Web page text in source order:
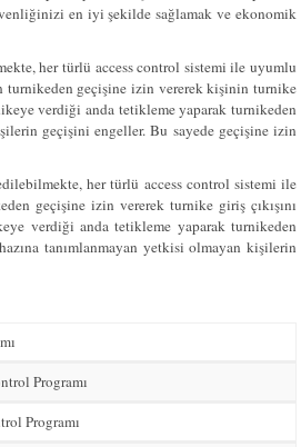
en iyi şekilde sağlamak ve ekonomik
her türlü access control sistemi ile uyumlu
turnikeden geçişine izin vererek kişinin turnike
verdiği anda tetikleme yaparak turnikeden
geçişini engeller. Bu sayede geçişine izin
her türlü access control sistemi ile
geçişine izin vererek turnike giriş çıkışını
verdiği anda tetikleme yaparak turnikeden
tanımlanmayan yetkisi olmayan kişilerin
Programı
Programı